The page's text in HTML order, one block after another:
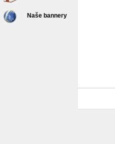
Naše bannery